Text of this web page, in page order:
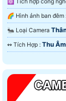
🐜 Loại Camera
️↭ Tích Hợp : Thu